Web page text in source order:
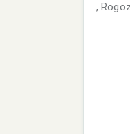
,